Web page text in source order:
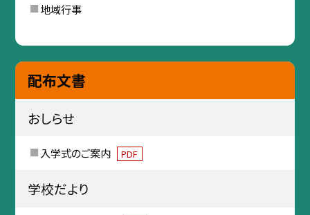
地域行事
配布文書
おしらせ
入学式のご案内 PDF
学校だより